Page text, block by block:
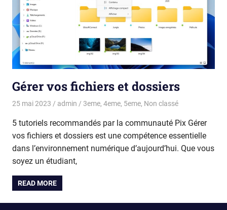
Gérer vos fichiers et dossiers
25 mai 2023 admin 3eme, 4eme, 5eme, Non classé
5 tutoriels recommandés par la communauté Pix Gérer
vos fichiers et dossiers est une compétence essentielle
dans l’environnement numérique d’aujourd’hui. Que vous
soyez un étudiant,
READ MORE